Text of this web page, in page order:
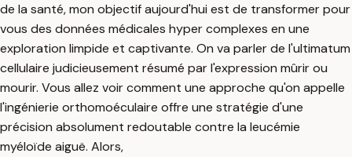
de la santé, mon objectif aujourd'hui est de transformer pour
vous des données médicales hyper complexes en une
exploration limpide et captivante. On va parler de l'ultimatum
cellulaire judicieusement résumé par l'expression mûrir ou
mourir. Vous allez voir comment une approche qu'on appelle
l'ingénierie orthomoéculaire offre une stratégie d'une
précision absolument redoutable contre la leucémie
myéloïde aiguë. Alors,